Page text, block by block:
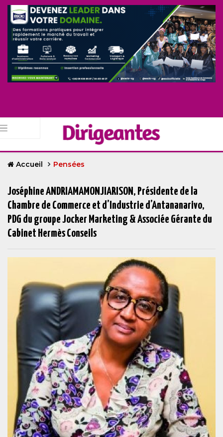
Accueil Pensées
Joséphine ANDRIAMAMONJIARISON, Présidente de la
Chambre de Commerce et d’Industrie d’Antananarivo,
PDG du groupe Jocker Marketing & Associée Gérante du
Cabinet Hermès Conseils